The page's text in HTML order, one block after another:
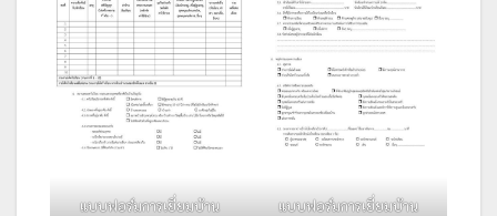
แบบฟอร์มการเยี่ยมบ้าน
แบบฟอร์มการเยี่ยมบ้าน